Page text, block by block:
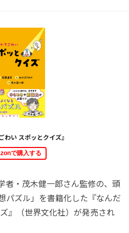
わい スポッとクイズ』
で購入する
者・茂木健一郎さん監修の、頭
パズル」を書籍化した『なんだ
』（世界文化社）が発売され